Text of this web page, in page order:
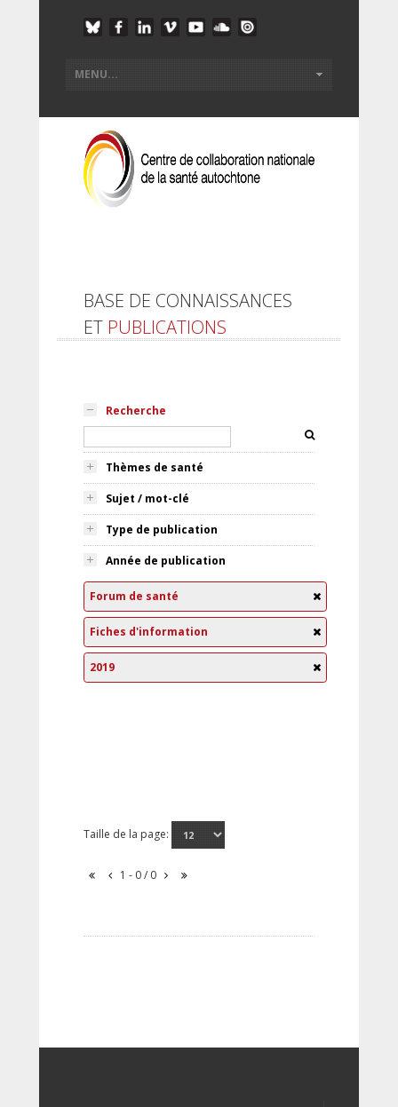
BASE DE CONNAISSANCES
ET PUBLICATIONS
Recherche
Thèmes de santé
Sujet / mot-clé
Type de publication
Année de publication
Forum de santé
Fiches d'information
2019
Taille de la page:
1 - 0 / 0